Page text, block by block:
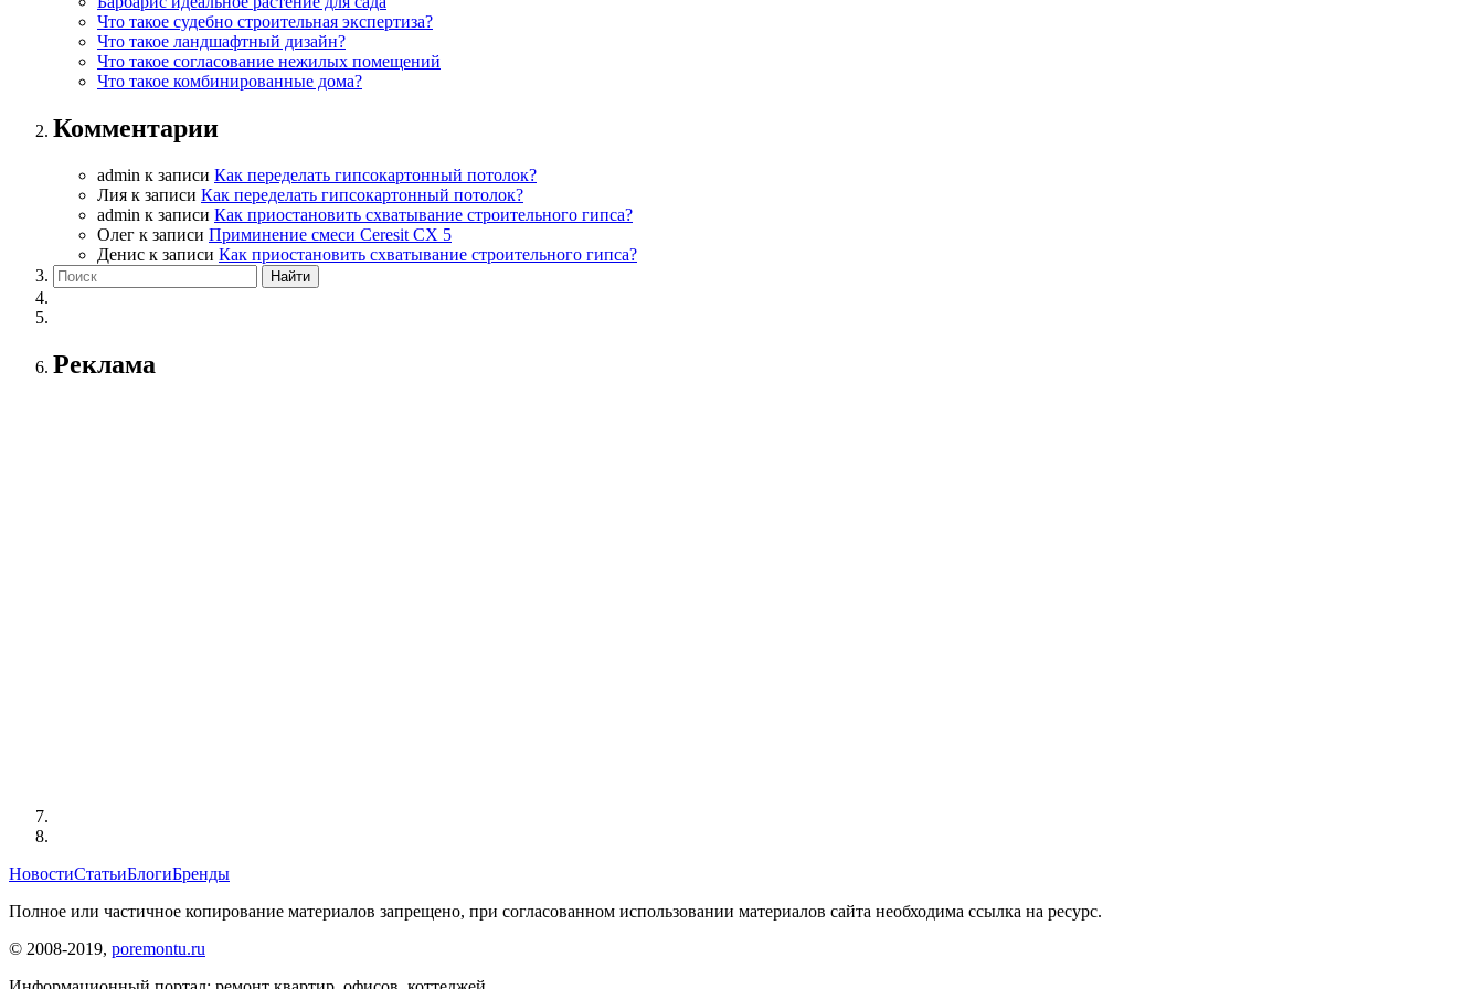
Что такое судебно строительная экспертиза?
Что такое ландшафтный дизайн?
Что такое согласование нежилых помещений
Что такое комбинированные дома?
Комментарии
admin к записи Как переделать гипсокартонный потолок?
Лия к записи Как переделать гипсокартонный потолок?
admin к записи Как приостановить схватывание строительного гипса?
Олег к записи Приминение смеси Ceresit СХ 5
Денис к записи Как приостановить схватывание строительного гипса?
Реклама
НовостиСтатьиБлогиБренды
Полное или частичное копирование материалов запрещено, при согласованном использовании материалов сайта необходима ссылка на ресурс.
© 2008-2019, poremontu.ru